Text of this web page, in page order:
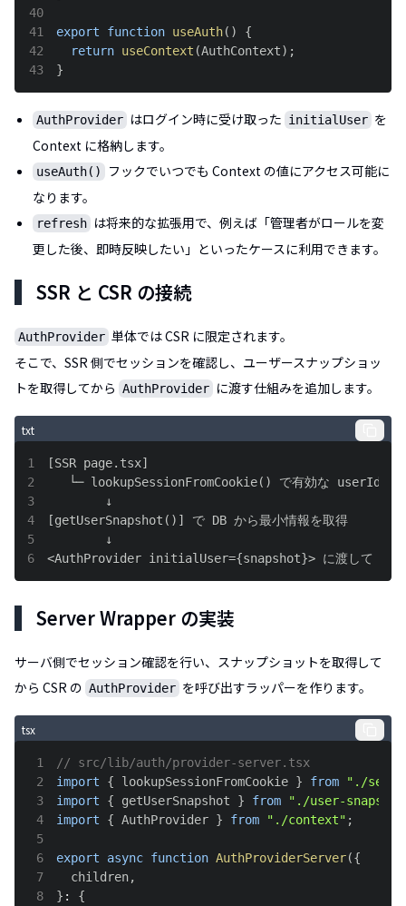
40
41
export function useAuth( )
{
42
return useContext (AuthContext) ;
43
}
AuthProvider はログイン時に受け取った initialUser を
Context に格納します。
useAuth()
フックでいつでも Context の値にアクセス可能に
なります。
refresh は将来的な拡張用で、例えば「管理者がロールを変
更した後、即時反映したい」といったケースに利用できます。
SSR と CSR の接続
AuthProvider 単体では CSR に限定されます。
そこで、SSR 側でセッションを確認し、ユーザースナップショッ
トを取得してから AuthProvider に渡す仕組みを追加します。
txt
1
2
3
4
5
6
<AuthProvider initialUser={snapshot}> に渡して CSR
Server Wrapper の実装
サーバ側でセッション確認を行い、スナップショットを取得して
から CSR の AuthProvider を呼び出すラッパーを作ります。
tsx
1
// src/lib/auth/provider-server.tsx
2
import { lookupSessionFromCookie } from
"./
3
import { getUserSnapshot } from
"./user-
4
import { AuthProvider } from "./context" ;
5
6
export async function AuthProviderServer({
7
  children
,
8
} :
{